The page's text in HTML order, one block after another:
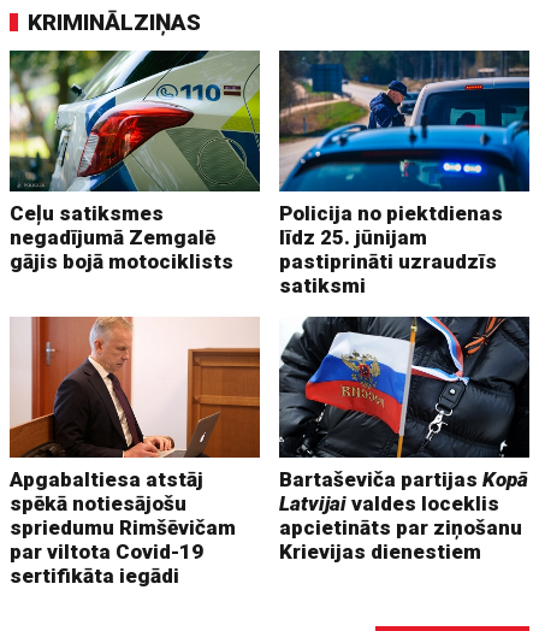
KRIMINĀLZIŅAS
Ceļu satiksmes
negadījumā Zemgalē
gājis bojā motociklists
Policija no piektdienas
līdz 25. jūnijam
pastiprināti uzraudzīs
satiksmi
Apgabaltiesa atstāj
spēkā notiesājošu
spriedumu Rimšēvičam
par viltota Covid-19
sertifikāta iegādi
Bartaševiča partijasKopā
Latvijai valdes loceklis
apcietināts par ziņošanu
Krievijas dienestiem